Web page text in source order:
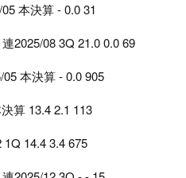
本決算 - 0.0 31
2025/08 3Q 21.0 0.0 69
本決算 - 0.0 905
算 13.4 2.1 113
14.4 3.4 675